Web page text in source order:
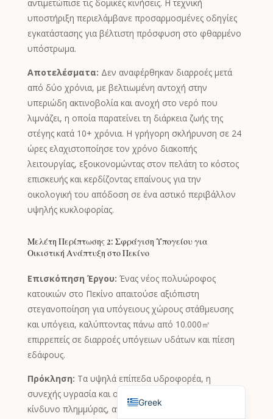
αντιμετώπισε τις δομικές κινήσεις. Η τεχνική
υποστήριξη περιελάμβανε προσαρμοσμένες οδηγίες
εγκατάστασης για βέλτιστη πρόσφυση στο φθαρμένο
υπόστρωμα.
Αποτελέσματα: Δεν αναφέρθηκαν διαρροές μετά
από δύο χρόνια, με βελτιωμένη αντοχή στην
υπεριώδη ακτινοβολία και ανοχή στο νερό που
λιμνάζει, η οποία παρατείνει τη διάρκεια ζωής της
στέγης κατά 10+ χρόνια. Η γρήγορη σκλήρυνση σε 24
ώρες ελαχιστοποίησε τον χρόνο διακοπής
λειτουργίας, εξοικονομώντας στον πελάτη το κόστος
επισκευής και κερδίζοντας επαίνους για την
οικολογική του απόδοση σε ένα αστικό περιβάλλον
υψηλής κυκλοφορίας.
Μελέτη Περίπτωσης 2: Σφράγιση Υπογείου για
Οικιστική Ανάπτυξη στο Πεκίνο
Επισκόπηση Έργου: Ένας νέος πολυώροφος
κατοικιών στο Πεκίνο απαιτούσε αξιόπιστη
στεγανοποίηση για υπόγειους χώρους στάθμευσης
και υπόγεια, καλύπτοντας πάνω από 10.000㎡
επιρρεπείς σε διαρροές υπόγειων υδάτων και πίεση
εδάφους.
Πρόκληση: Τα υψηλά επίπεδα υδροφορέα, η
συνεχής υγρασία και οι δομικές καθιζήσεις ενείχαν
κίνδυνο πλημμύρας, ανάπτυξης μούχλας και
Greek
English (United States)
Japanese
Korean
Indonesian
German
Portuguese (Brazil)
Italian
Russian
English (Canada)
Spanish (Spain)
English (Australia)
Turkish
Dutch
Polish
German (Switzerland)